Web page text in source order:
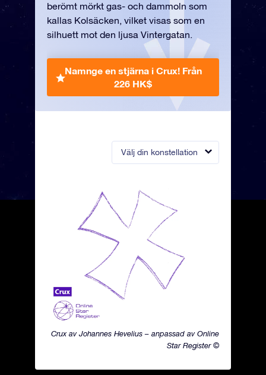
Välj din konstellation
Crux av Johannes Hevelius – anpassad av Online
Star Register ©
berömt mörkt gas- och dammoln som
kallas Kolsäcken, vilket visas som en
silhuett mot den ljusa Vintergatan.
Namnge en stjärna i Crux! Från
226 HK$